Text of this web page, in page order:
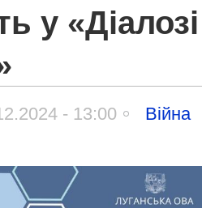
у
- 13:00
Війна